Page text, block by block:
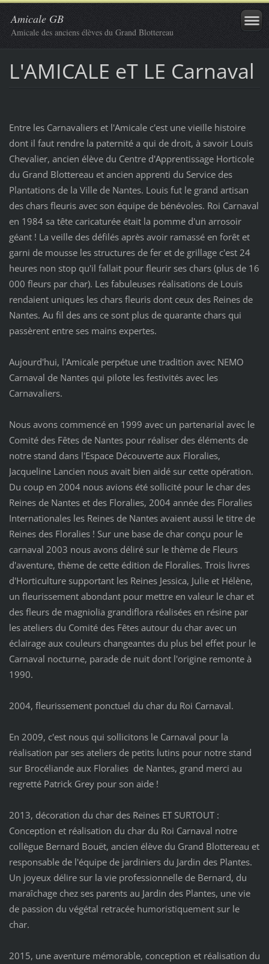
Amicale GB
Amicale des anciens élèves du Grand Blottereau
L'AMICALE eT LE Carnaval
Entre les Carnavaliers et l'Amicale c'est une vieille histoire
dont il faut rendre la paternité a qui de droit, à savoir Louis
Chevalier, ancien élève du Centre d'Apprentissage Horticole
du Grand Blottereau et ancien apprenti du Service des
Plantations de la Ville de Nantes. Louis fut le grand artisan
des chars fleuris avec son équipe de bénévoles. Roi Carnaval
en 1984 sa tête caricaturée était la pomme d'un arrosoir
géant ! La veille des défilés après avoir ramassé en forêt et
garni de mousse les structures de fer et de grillage c'est 24
heures non stop qu'il fallait pour fleurir ses chars (plus de 16
000 fleurs par char). Les fabuleuses réalisations de Louis
rendaient uniques les chars fleuris dont ceux des Reines de
Nantes. Au fil des ans ce sont plus de quarante chars qui
passèrent entre ses mains expertes.
Aujourd'hui, l'Amicale perpétue une tradition avec NEMO
Carnaval de Nantes qui pilote les festivités avec les
Carnavaliers.
Nous avons commencé en 1999 avec un partenarial avec le
Comité des Fêtes de Nantes pour réaliser des éléments de
notre stand dans l'Espace Découverte aux Floralies,
Jacqueline Lancien nous avait bien aidé sur cette opération.
Du coup en 2004 nous avions été sollicité pour le char des
Reines de Nantes et des Floralies, 2004 année des Floralies
Internationales les Reines de Nantes avaient aussi le titre de
Reines des Floralies ! Sur une base de char conçu pour le
carnaval 2003 nous avons déliré sur le thème de Fleurs
d'aventure, thème de cette édition de Floralies. Trois livres
d'Horticulture supportant les Reines Jessica, Julie et Hélène,
un fleurissement abondant pour mettre en valeur le char et
des fleurs de magniolia grandiflora réalisées en résine par
les ateliers du Comité des Fêtes autour du char avec un
éclairage aux couleurs changeantes du plus bel effet pour le
Carnaval nocturne, parade de nuit dont l'origine remonte à
1990.
2004, fleurissement ponctuel du char du Roi Carnaval.
En 2009, c'est nous qui sollicitons le Carnaval pour la
réalisation par ses ateliers de petits lutins pour notre stand
sur Brocéliande aux Floralies de Nantes, grand merci au
regretté Patrick Grey pour son aide !
2013, décoration du char des Reines ET SURTOUT :
Conception et réalisation du char du Roi Carnaval notre
collègue Bernard Bouët, ancien élève du Grand Blottereau et
responsable de l'équipe de jardiniers du Jardin des Plantes.
Un joyeux délire sur la vie professionnelle de Bernard, du
maraîchage chez ses parents au Jardin des Plantes, une vie
de passion du végétal retracée humoristiquement sur le
char.
2015, une aventure mémorable, conception et réalisation du